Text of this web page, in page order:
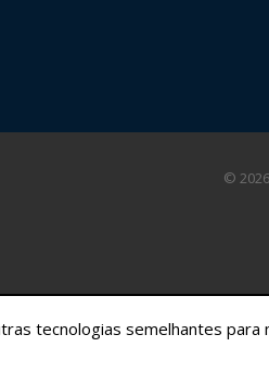
©
tecnologias semelhantes para